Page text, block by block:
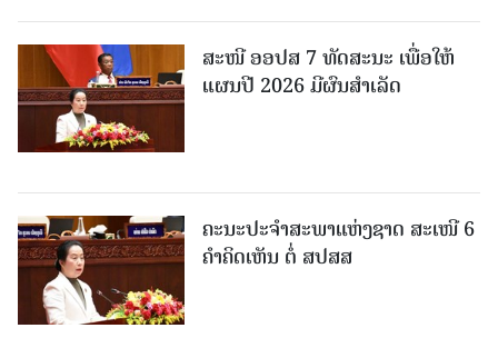
ສະໜີ ອອປສ 7 ທັດສະນະ ເພື່ອໃຫ້
ແຜນປີ 2026 ມີຜົນສຳເລັດ
ຄະນະປະຈໍາສະພາແຫ່ງຊາດ ສະເໜີ 6
ຄໍາຄິດເຫັນ ຕໍ່ ສປສສ